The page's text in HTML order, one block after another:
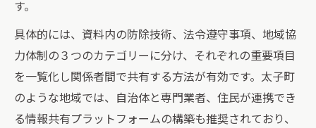
す。
具体的には、資料内の防除技術、法令遵守事項、地域協
力体制の３つのカテゴリーに分け、それぞれの重要項目
を一覧化し関係者間で共有する方法が有効です。太子町
のような地域では、自治体と専門業者、住民が連携でき
る情報共有プラットフォームの構築も推奨されており、